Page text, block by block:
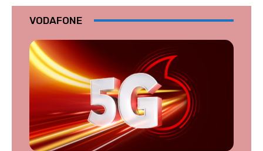
VODAFONE